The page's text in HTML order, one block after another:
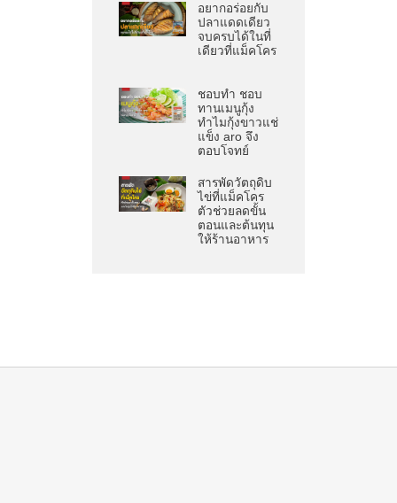
อยากอร่อยกับ
ปลาแดดเดียว
จบครบได้ในที่
เดียวที่แม็คโคร
ชอบทำ ชอบ
ทานเมนูกุ้ง
ทำไมกุ้งขาวแช่
แข็ง aro จึง
ตอบโจทย์
สารพัดวัตถุดิบ
ไข่ที่แม็คโคร
ตัวช่วยลดขั้น
ตอนและต้นทุน
ให้ร้านอาหาร